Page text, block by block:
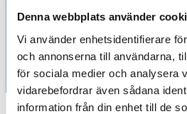
Denna webbplats använder
Vi använder enhetsidentifierare
och annonserna till användarna,
för sociala medier och analysera
vidarebefordrar även sådana
information från din enhet till de
7604457